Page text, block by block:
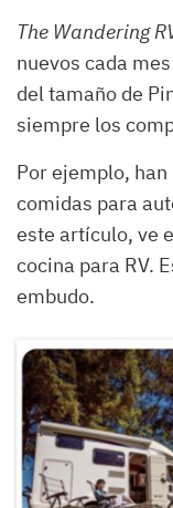
The Wandering
nuevos cada
del tamaño de
siempre los
Por ejemplo,
comidas para
este artículo, ve
cocina para RV.
embudo.